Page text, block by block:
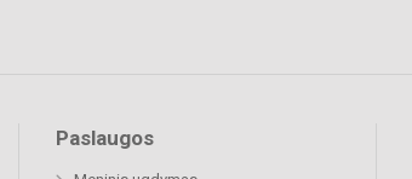
Paslaugos